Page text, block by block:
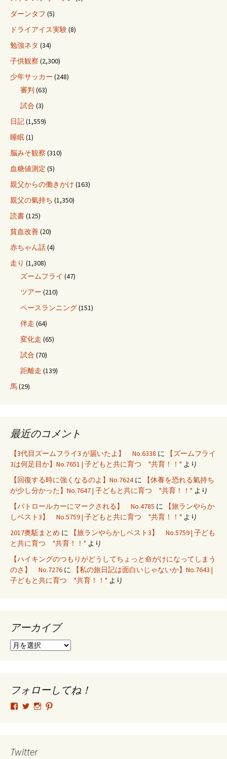
ダーンタフ (5)
ドライアイス実験(8)
勉強ネタ (34)
子供観察 (2,300)
少年サッカー (248)
審判 (63)
試合 (3)
日記(1,559)
睡眠(1)
脳みそ観察 (310)
血糖値測定 (5)
親父からの働きかけ (163)
親父の氣持ち (1,350)
読書(125)
貧血改善(20)
赤ちゃん話(4)
走り (1,308)
ズームフライ (47)
ツアー (210)
ペースランニング(151)
伴走 (64)
変化走 (65)
試合 (70)
距離走 (139)
馬(29)
最近のコメント
【3代目ズームフライ3 が届いたよ】 No.6338 に
【ズームフライ
3は何足目か】No.7651 | 子どもと共に育つ "共育！！" より
【回復する時に強くなるのよ】No.7624に
【休養を恐れる氣持ち
が少し分かった】No.7647 | 子どもと共に育つ "共育！！" より
【パトロールカーにマークされる】 No.4785 に
【旅ランやらか
しベスト3】 No.5759 | 子どもと共に育つ "共育！！" より
2017奥駈まとめ に
【旅ランやらかしベスト3】 No.5759 | 子ども
と共に育つ "共育！！" より
【ハイキングのつもりがどうしてちょっと命がけになってしまう
のさ】 No.7276 に
【私の旅日記は面白いじゃないか】No.7643 |
子どもと共に育つ "共育！！" より
アーカイブ
ア
ブ
フォローしてね！
tsutomu.hattori.33
フ
SottakuninMoai
フ
tsutomu.hattori.33
Twitter